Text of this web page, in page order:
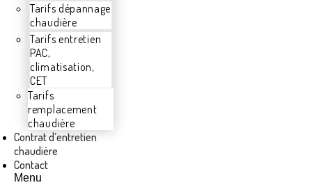
Tarifs dépannage
chaudière
Tarifs entretien
PAC,
climatisation,
CET
Tarifs
remplacement
chaudière
Contrat d’entretien
chaudière
Contact
Menu